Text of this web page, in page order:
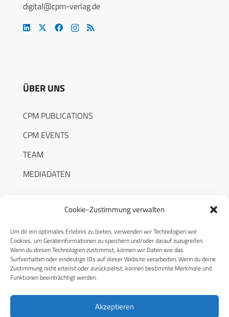
Cookie-Zustimmung verwalten
Um dir ein optimales Erlebnis zu bieten, verwenden wir Technologien wie
Cookies, um Geräteinformationen zu speichern und/oder darauf zuzugreifen.
Wenn du diesen Technologien zustimmst, können wir Daten wie das
Surfverhalten oder eindeutige IDs auf dieser Website verarbeiten. Wenn du deine
Zustimmung nicht erteilst oder zurückziehst, können bestimmte Merkmale und
Funktionen beeinträchtigt werden.
Akzeptieren
digital@cpm-verlag.de
ÜBER UNS
CPM PUBLICATIONS
CPM EVENTS
TEAM
MEDIADATEN
RECHTLICHES
Datenschutzerklärung
Cookie-Richtlinie (EU)